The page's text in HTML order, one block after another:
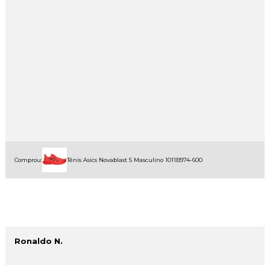
Comprou: Tênis Asics Novablast 5 Masculino 1011B974-600
Ronaldo N.